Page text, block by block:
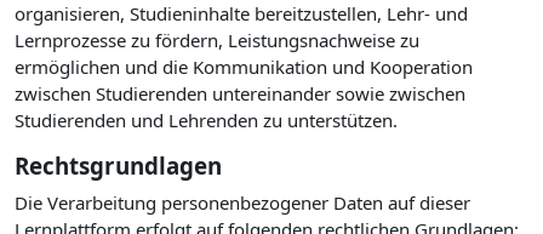
organisieren, Studieninhalte bereitzustellen, Lehr- und
Lernprozesse zu fördern, Leistungsnachweise zu
ermöglichen und die Kommunikation und Kooperation
zwischen Studierenden untereinander sowie zwischen
Studierenden und Lehrenden zu unterstützen.
Rechtsgrundlagen
Die Verarbeitung personenbezogener Daten auf dieser
Lernplattform erfolgt auf folgenden rechtlichen Grundlagen: